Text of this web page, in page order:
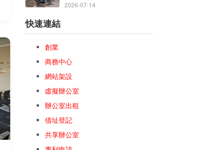
2026-07-14
快速連結
創業
商務中心
網站架設
虛擬辦公室
辦公室出租
借址登記
共享辦公室